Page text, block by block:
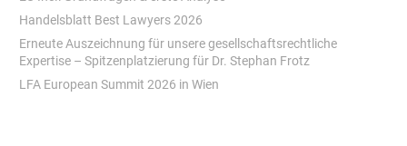
Handelsblatt Best Lawyers 2026
Erneute Auszeichnung für unsere gesellschaftsrechtliche
Expertise – Spitzenplatzierung für Dr. Stephan Frotz
LFA European Summit 2026 in Wien